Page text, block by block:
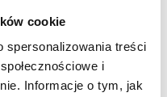
cookie
spersonalizowania treści
i
Informacje o tym, jak